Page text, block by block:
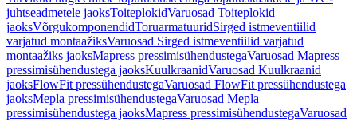
juhtseadmetele jaoksToiteplokidVaruosad Toiteplokid
jaoksVõrgukomponendidToruarmatuuridSirged istmeventiilid
varjatud montaažiksVaruosad Sirged istmeventiilid varjatud
montaažiks jaoksMapress pressimisühendustegaVaruosad Mapress
pressimisühendustega jaoksKuulkraanidVaruosad Kuulkraanid
jaoksFlowFit pressühendustegaVaruosad FlowFit pressühendustega
jaoksMepla pressimisühendustegaVaruosad Mepla
pressimisühendustega jaoksMapress pressimisühendustegaVaruosad